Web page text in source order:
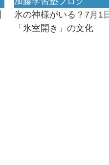
氷の神様がいる？7月1
「氷室開き」の文化